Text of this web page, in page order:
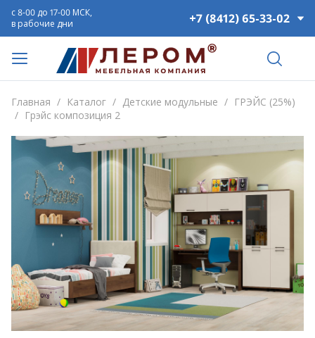
+7 (8412) 65-33-02
с 8-00 до 17-00 МСК,
в рабочие дни
Главная / Каталог / Детские модульные / ГРЭЙС (25%)
/ Грэйс композиция 2